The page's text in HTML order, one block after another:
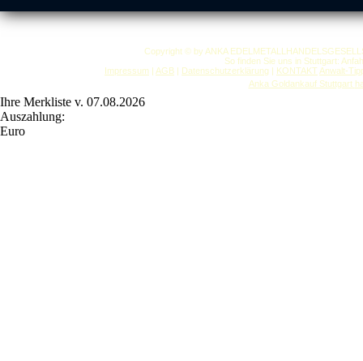
Copyright © by ANKA
So finden Sie uns in Stuttgart:
Impressum | AGB | Datenschutzerklärung | KONTAKT Anwalt-
Anka Goldankauf Stuttgart
Ihre Merkliste v. 07.08.2026
Auszahlung:
Euro